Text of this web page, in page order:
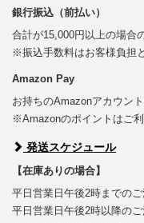
銀行振込（前払い）
合計が15,000円以上の場合
※振込手数料はお客様負担
Amazon Pay
お持ちのAmazonアカウン
※Amazonのポイントはご利
発送スケジュール
【在庫ありの場合】
平日営業日午後2時までの
平日営業日午後2時以降の